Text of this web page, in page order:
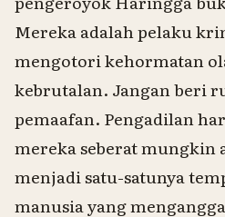
Mereka adalah pelaku
mengotori kehormatan
kebrutalan. Jangan beri
pemaafan. Pengadilan
mereka seberat mungkin
menjadi satu-satunya
manusia yang